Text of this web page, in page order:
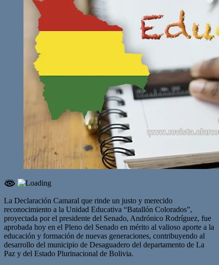
La Declaración Camaral que rinde un justo y merecido
reconocimiento a la Unidad Educativa “Batallón Colorados”,
proyectada por el presidente del Senado, Andrónico Rodríguez, fue
aprobada hoy en el Pleno del Senado en mérito al valioso aporte a la
educación y formación de nuevas generaciones, contribuyendo al
desarrollo del municipio de Desaguadero del departamento de La
Paz y del Estado Plurinacional de Bolivia.